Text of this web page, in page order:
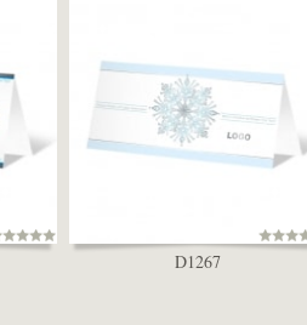
D1267